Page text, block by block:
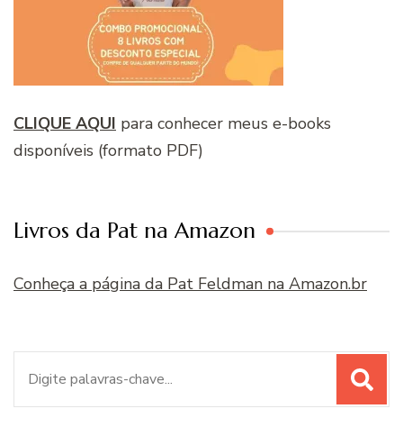
CLIQUE AQUI para conhecer meus e-books
disponíveis (formato PDF)
Livros da Pat na Amazon
Conheça a página da Pat Feldman na Amazon.br